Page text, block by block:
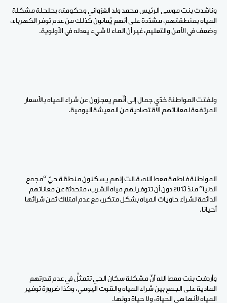
وناشدت بنت موسى الرئيس محمد ولد الغزواني وحكومته بحلحلة مشكلة
المياه بمنطقتهم، مشدّدة على أنهم يُعانون كذلك من عدم توفر الكهرباء،
وضعف في الأمن والتعليم، غير أن الماء لا شيء يعدله في الأولوية.
ولفتت المواطنة خدّي جمال إلى أنّهم يعجزون عن شراء المياه بالأسعار
المرتفعة لمعاناتهم الاقتصادية من المعيشة اليومية.
المواطنة فاطمة معط الله، قالت إنهم يسكنون منطقة حيّ “مجمع
الدنيا” منذ 2013 دون أن تتوفر لهم مياه الشرب، متحدثة عن معاناتهم
الدائمة لشراء حاويات المياه بشكل متكرر، مع عدم امتلاك ثمن شرائها
أحيانا.
وأردفت بنت معط الله أنّ مشكلة سكان الحي تتمثلُ في عدم قدرتهم
المادية على الجمع بين شراء المياه والقوت اليومي، وكذا ضرورة توفير
المياه لأنها هي الحياة، ولا حياة دونها.